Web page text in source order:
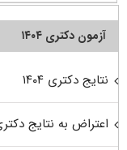
آزمون دکتری ۱۴۰۴
نتایج دکتری ۱۴۰۴
اعتراض به نتایج دکتری